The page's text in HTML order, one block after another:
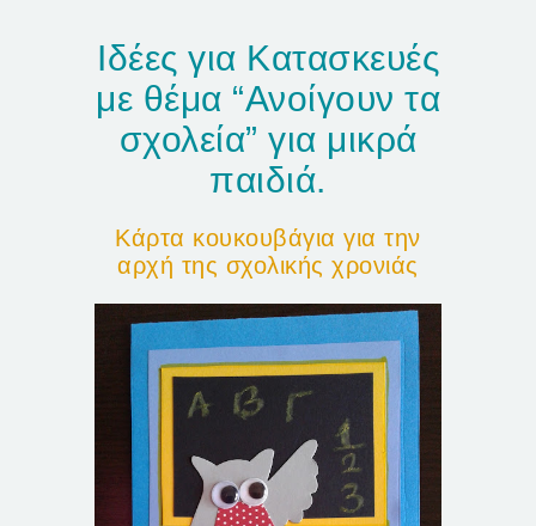
Ιδέες για Κατασκευές
με θέμα “Ανοίγουν τα
σχολεία” για μικρά
παιδιά.
Κάρτα κουκουβάγια για την
αρχή της σχολικής χρονιάς